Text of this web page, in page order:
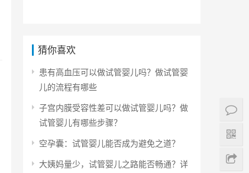
猜你喜欢
患有高血压可以做试管婴儿吗？做试管婴
儿的流程有哪些
子宫内膜受容性差可以做试管婴儿吗？做
试管婴儿有哪些步骤？
空孕囊：试管婴儿能否成为避免之道？
大姨妈量少，试管婴儿之路能否畅通？详